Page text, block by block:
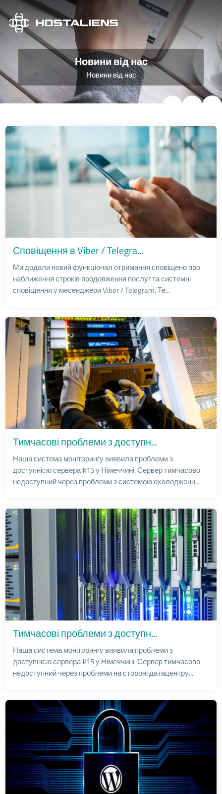
Новини від нас
Новини від нас
Сповіщення в Viber / Telegra...
Ми додали новий функціонал отримання сповіщено про
наближення строків продовження послуг та системні
сповіщення у месенджери Viber / Telegram. Те...
Тимчасові проблеми з доступн...
Наша система моніторингу виявила проблеми з
доступнісю сервера #15 у Німеччині. Сервер тимчасово
недоступний через проблеми з системою охолодженн...
Тимчасові проблеми з доступн...
Наша система моніторингу виявила проблеми з
доступнісю сервера #15 у Німеччині. Сервер тимчасово
недоступний через проблеми на стороні датацентру...